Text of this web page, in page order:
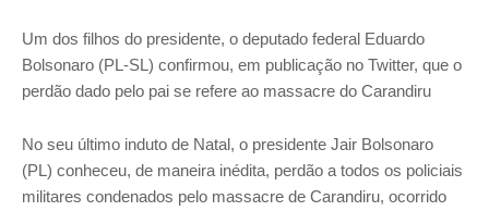
Um dos filhos do presidente, o deputado federal Eduardo
Bolsonaro (PL-SL) confirmou, em publicação no Twitter, que o
perdão dado pelo pai se refere ao massacre do Carandiru
No seu último induto de Natal, o presidente Jair Bolsonaro
(PL) conheceu, de maneira inédita, perdão a todos os policiais
militares condenados pelo massacre de Carandiru, ocorrido